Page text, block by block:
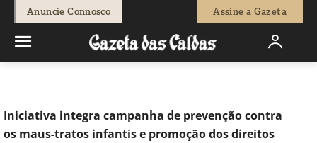
Anuncie Connosco Assine a Gazeta
Fátima Ferreira - 418 0
Iniciativa integra campanha de prevenção contra
os maus-tratos infantis e promoção dos direitos